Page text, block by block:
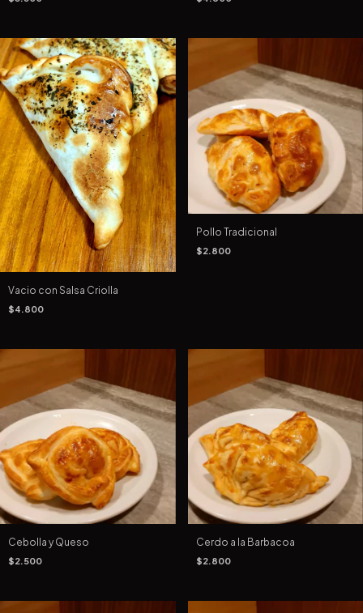
Vacio con Salsa Criolla
$4.800
Pollo Tradicional
$2.800
Cebolla y Queso
$2.500
Cerdo a la Barbacoa
$2.800